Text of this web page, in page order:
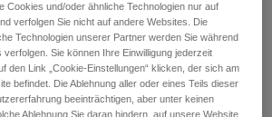
beim Umschlingen eines
auf die Positionierung Ihres
Die Möglichkeiten
sind zahlreich (z.
Aufliegen auf einer Kante,
Cookies und/oder ähnliche Technologien nur auf
verfolgen Sie nicht auf andere Websites. Die
Technologien unserer Partner werden Sie während
Sie können Ihre Einwilligung jederzeit
den Link „Cookie-Einstellungen“ klicken, der sich am
befindet. Die Ablehnung aller oder eines Teils dieser
beeinträchtigen, aber unter keinen
Ablehnung Sie daran hindern, auf unsere Website